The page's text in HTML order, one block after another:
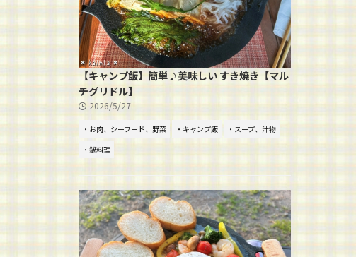
【キャンプ飯】簡単♪美味しい すき焼き【マル
チグリドル】
2026/5/27
・お肉、シーフード、野菜 ・キャンプ飯
・スープ、汁物
・鍋料理